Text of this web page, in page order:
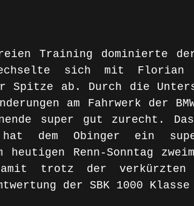
Training dominierte
sich mit Florian
Spitze ab. Durch die
am Fahrwerk der
super gut zurecht. Das
dem Obinger ein
Renn-Sonntag
trotz der verkürzten
der SBK 1000